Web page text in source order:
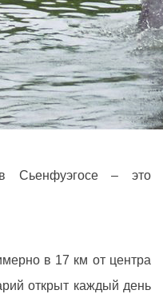
Сьенфуэгосе – это
в 17 км от центра
открыт каждый день